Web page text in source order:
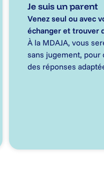
Je suis un parent
Venez seul ou avec
échanger et trouver
À la MDAJA, vous
sans jugement,
des réponses